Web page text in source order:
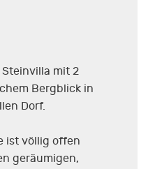
mit 2
Bergblick in
Dorf.
ist völlig offen
geräumigen,